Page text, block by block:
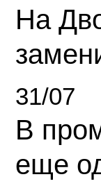
На
31/07
В
еще